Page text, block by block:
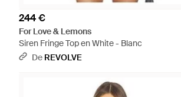
244 €
For Love & Lemons
Siren Fringe Top en White - Blanc
De REVOLVE